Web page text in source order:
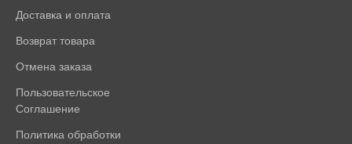
Доставка и оплата
Возврат товара
Отмена заказа
Пользовательское
Соглашение
Политика обработки